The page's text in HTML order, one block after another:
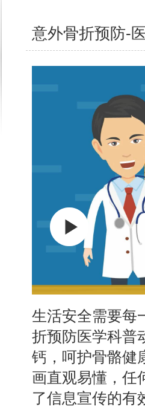
意外骨折预防-
生活安全需要每
折预防医学科普
钙，呵护骨骼健
画直观易懂，任
了信息宣传的有